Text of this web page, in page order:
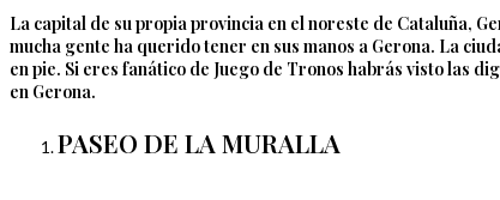
La capital de su propia provincia en el noreste de Cataluña,
mucha gente ha querido tener en sus manos a Gerona. La
en pie. Si eres fanático de Juego de Tronos habrás visto las
en Gerona.
PASEO DE LA MURALLA